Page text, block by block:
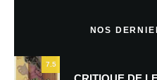
NOS
7.5